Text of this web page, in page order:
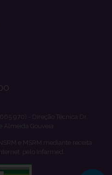
970) - Direção Técnica Dr.
Almeida Gouveia
e MSRM mediante receita
pelo Infarmed.